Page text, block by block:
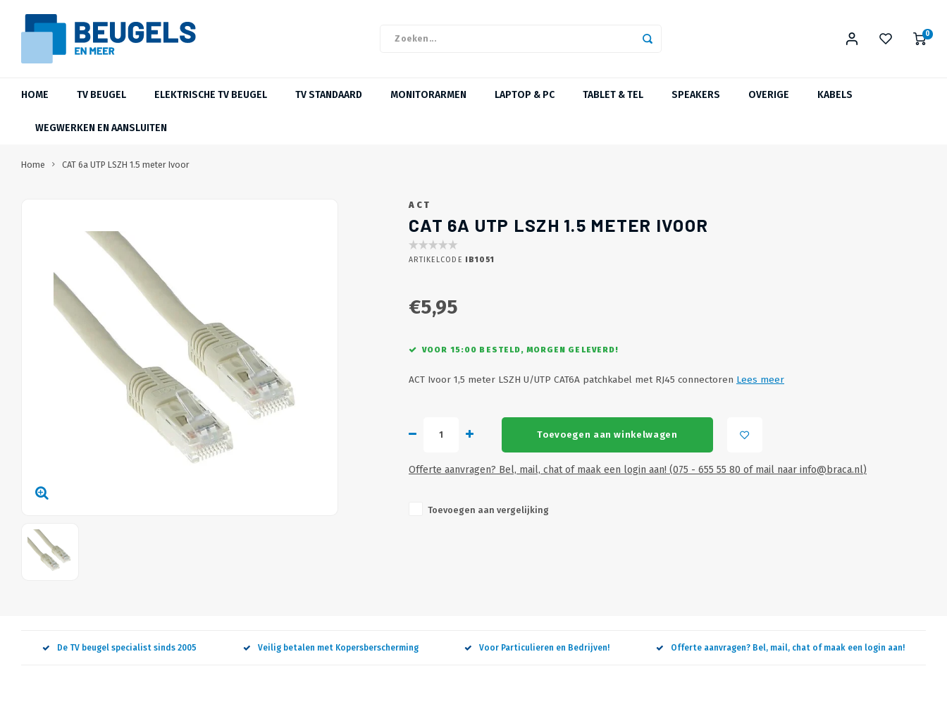
0
HOME TV BEUGEL ELEKTRISCHE TV BEUGEL TV STANDAARD MONITORARMEN LAPTOP & PC TABLET & TEL SPEAKERS OVERIGE KABELS
WEGWERKEN EN AANSLUITEN
Home CAT 6a UTP LSZH 1.5 meter Ivoor
ACT
CAT 6A UTP LSZH 1.5 METER IVOOR
ARTIKELCODE IB1051
€5,95
VOOR 15:00 BESTELD, MORGEN GELEVERD!
ACT Ivoor 1,5 meter LSZH U/UTP CAT6A patchkabel met RJ45 connectoren Lees meer
Toevoegen aan winkelwagen
Offerte aanvragen? Bel, mail, chat of maak een login aan! (075 - 655 55 80 of mail naar info@braca.nl)
Toevoegen aan vergelijking
De TV beugel specialist sinds 2005 Veilig betalen met Kopersberscherming Voor Particulieren en Bedrijven! Offerte aanvragen? Bel, mail, chat of maak een login aan!